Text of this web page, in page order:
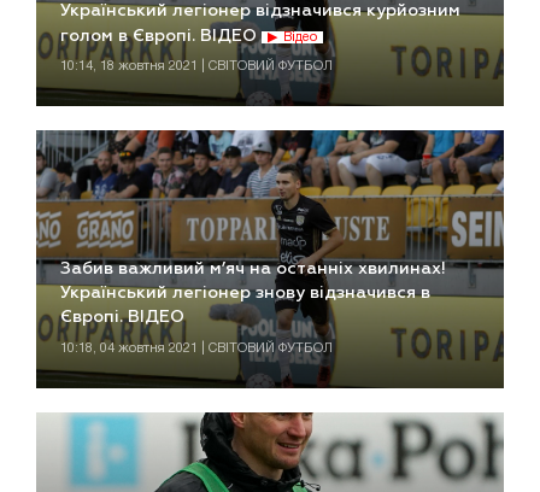
Український легіонер відзначився курйозним
голом в Європі. ВІДЕО
Відео
10:14, 18 жовтня 2021 | СВІТОВИЙ ФУТБОЛ
Забив важливий м’яч на останніх хвилинах!
Український легіонер знову відзначився в
Європі. ВІДЕО
10:18, 04 жовтня 2021 | СВІТОВИЙ ФУТБОЛ